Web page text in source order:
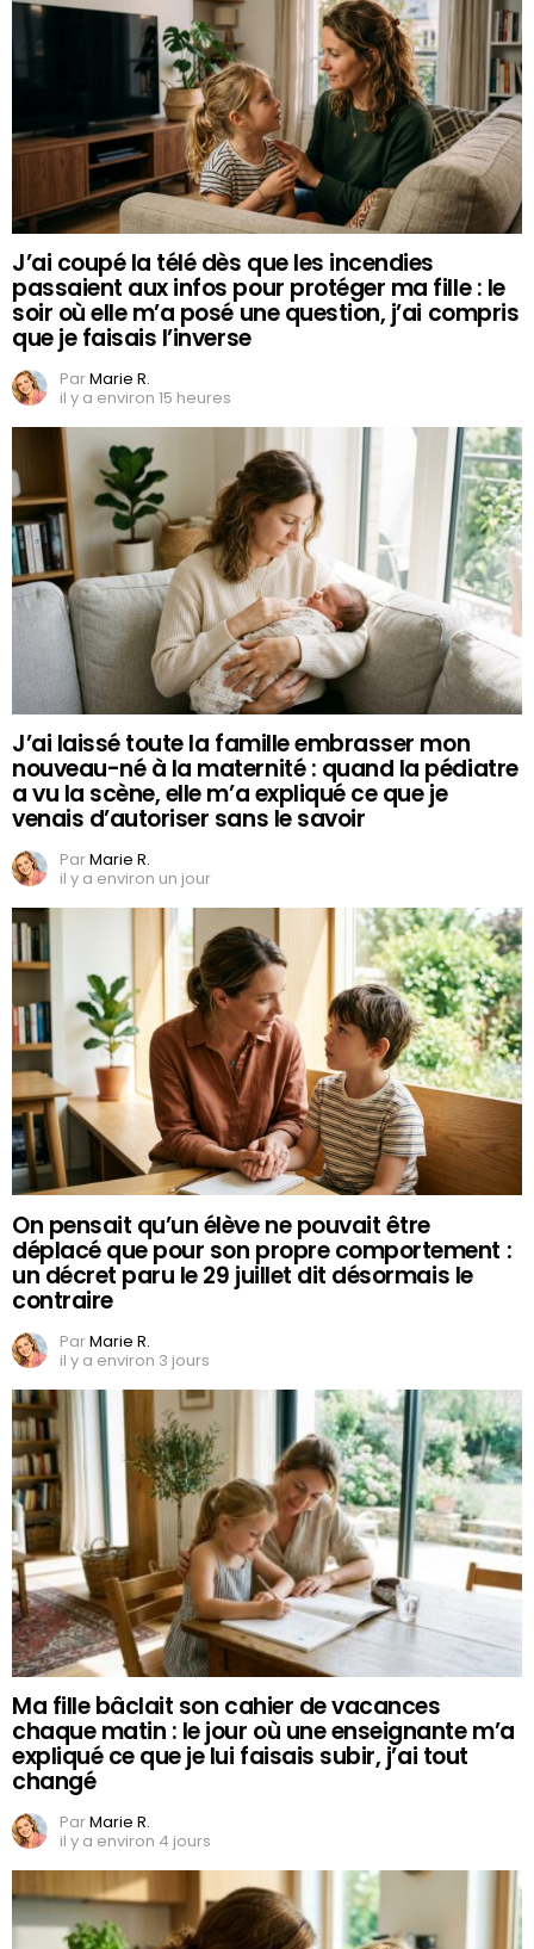
J’ai coupé la télé dès que les incendies
passaient aux infos pour protéger ma fille : le
soir où elle m’a posé une question, j’ai compris
que je faisais l’inverse
ParMarie R.
il y a environ 15 heures
J’ai laissé toute la famille embrasser mon
nouveau-né à la maternité : quand la pédiatre
a vu la scène, elle m’a expliqué ce que je
venais d’autoriser sans le savoir
ParMarie R.
il y a environ un jour
On pensait qu’un élève ne pouvait être
déplacé que pour son propre comportement :
un décret paru le 29 juillet dit désormais le
contraire
ParMarie R.
il y a environ 3 jours
Ma fille bâclait son cahier de vacances
chaque matin : le jour où une enseignante m’a
expliqué ce que je lui faisais subir, j’ai tout
changé
ParMarie R.
il y a environ 4 jours